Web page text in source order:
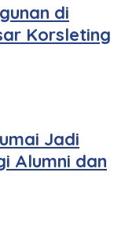
di
Korsleting
Jadi
Alumni dan